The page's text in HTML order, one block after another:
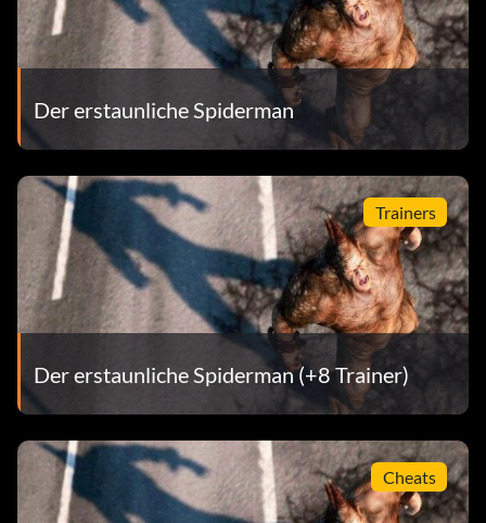
Der erstaunliche Spiderman
Trainers
Der erstaunliche Spiderman (+8 Trainer)
Cheats